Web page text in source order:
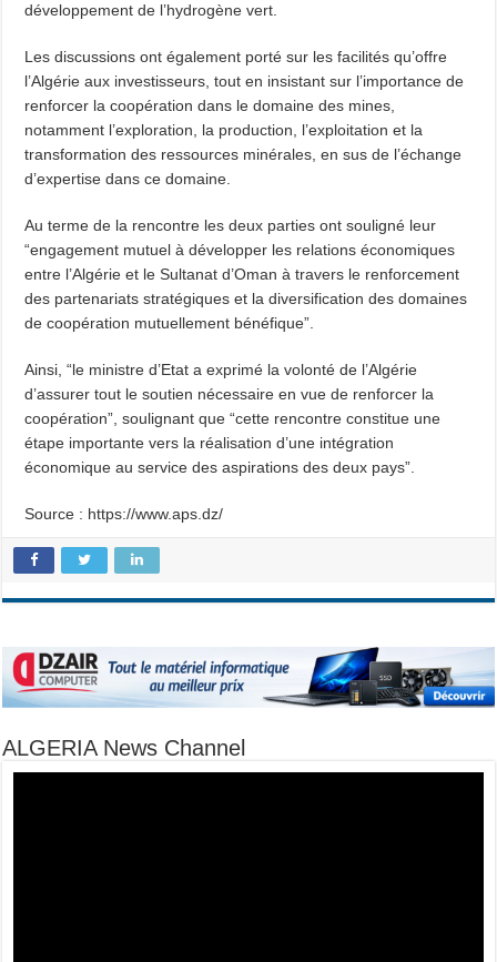
développement de l’hydrogène vert.
Les discussions ont également porté sur les facilités qu’offre
l’Algérie aux investisseurs, tout en insistant sur l’importance de
renforcer la coopération dans le domaine des mines,
notamment l’exploration, la production, l’exploitation et la
transformation des ressources minérales, en sus de l’échange
d’expertise dans ce domaine.
Au terme de la rencontre les deux parties ont souligné leur
“engagement mutuel à développer les relations économiques
entre l’Algérie et le Sultanat d’Oman à travers le renforcement
des partenariats stratégiques et la diversification des domaines
de coopération mutuellement bénéfique”.
Ainsi, “le ministre d’Etat a exprimé la volonté de l’Algérie
d’assurer tout le soutien nécessaire en vue de renforcer la
coopération”, soulignant que “cette rencontre constitue une
étape importante vers la réalisation d’une intégration
économique au service des aspirations des deux pays”.
Source : https://www.aps.dz/
ALGERIA News Channel